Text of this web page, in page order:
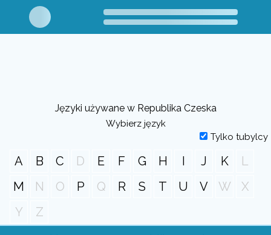
Języki używane w Republika Czeska
Wybierz język
Tylko tubylcy
A B C D E F G H I J K
L
M
N O P Q R S T U V W
X
Y
Z